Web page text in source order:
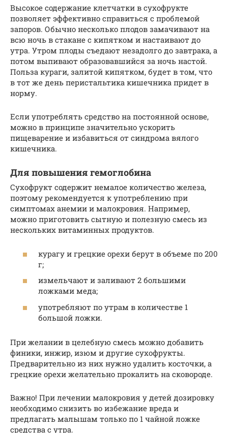
Высокое содержание клетчатки в сухофрукте
позволяет эффективно справиться с проблемой
запоров. Обычно несколько плодов замачивают на
всю ночь в стакане с кипятком и настаивают до
утра. Утром плоды съедают незадолго до завтрака, а
потом выпивают образовавшийся за ночь настой.
Польза кураги, залитой кипятком, будет в том, что
в тот же день перистальтика кишечника придет в
норму.
Если употреблять средство на постоянной основе,
можно в принципе значительно ускорить
пищеварение и избавиться от синдрома вялого
кишечника.
Для повышения гемоглобина
Сухофрукт содержит немалое количество железа,
поэтому рекомендуется к употреблению при
симптомах анемии и малокровия. Например,
можно приготовить сытную и полезную смесь из
нескольких витаминных продуктов.
курагу и грецкие орехи берут в объеме по 200
г;
измельчают и заливают 2 большими
ложками меда;
употребляют по утрам в количестве 1
большой ложки.
При желании в целебную смесь можно добавить
финики, инжир, изюм и другие сухофрукты.
Предварительно из них нужно удалить косточки, а
грецкие орехи желательно прокалить на сковороде.
Важно! При лечении малокровия у детей дозировку
необходимо снизить во избежание вреда и
предлагать малышам только по 1 чайной ложке
средства с утра.